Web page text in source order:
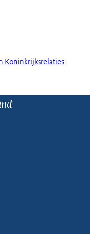
Koninkrijksrelaties